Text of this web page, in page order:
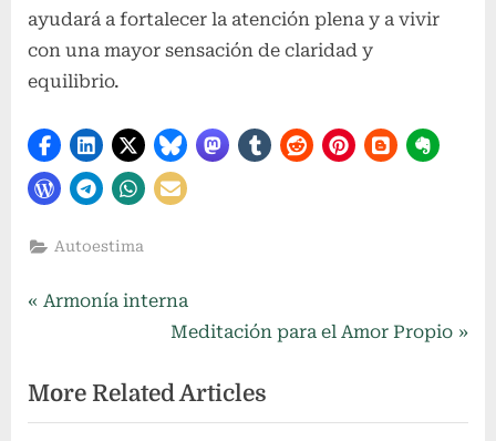
ayudará a fortalecer la atención plena y a vivir
con una mayor sensación de claridad y
equilibrio.
Autoestima
Navegación
entradas
P
v
i
Armonía interna
N
x
t
Meditación para el Amor Propio
More Related Articles